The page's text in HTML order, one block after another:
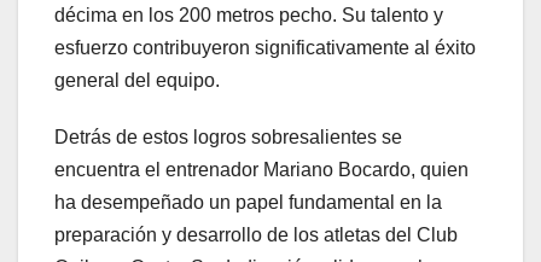
décima en los 200 metros pecho. Su talento y
esfuerzo contribuyeron significativamente al éxito
general del equipo.
Detrás de estos logros sobresalientes se
encuentra el entrenador Mariano Bocardo, quien
ha desempeñado un papel fundamental en la
preparación y desarrollo de los atletas del Club